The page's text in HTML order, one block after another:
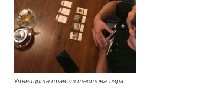
Учениците правят тестова игра.